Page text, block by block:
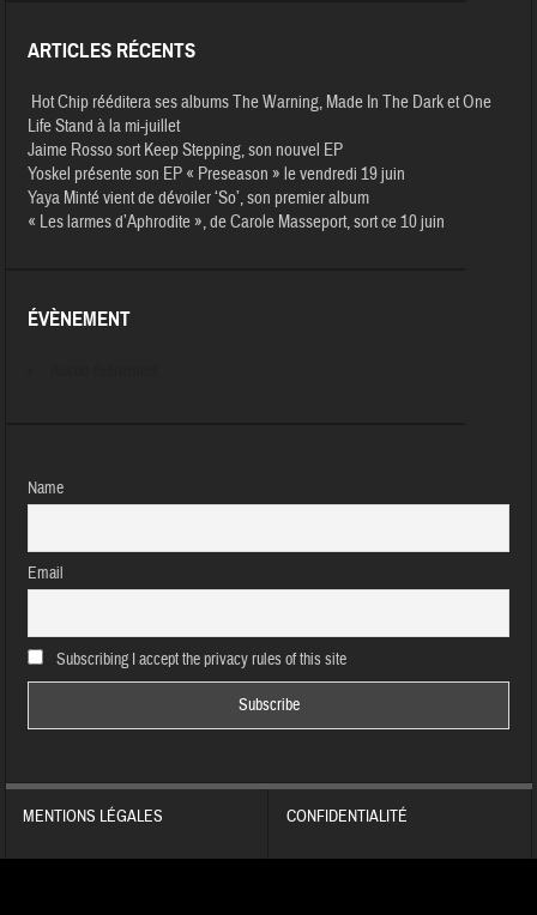
ARTICLES RÉCENTS
Hot Chip rééditera ses albums The Warning, Made In The Dark et One
Life Stand à la mi-juillet
Jaime Rosso sort Keep Stepping, son nouvel EP
Yoskel présente son EP « Preseason » le vendredi 19 juin
Yaya Minté vient de dévoiler ‘So’, son premier album
« Les larmes d’Aphrodite », de Carole Masseport, sort ce 10 juin
ÉVÈNEMENT
Name
Email
Subscribing I accept the privacy rules of this site
MENTIONS LÉGALES CONFIDENTIALITÉ